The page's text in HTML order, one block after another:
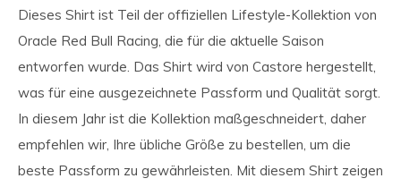
Dieses Shirt ist Teil der offiziellen Lifestyle-Kollektion von
Oracle Red Bull Racing, die für die aktuelle Saison
entworfen wurde. Das Shirt wird von Castore hergestellt,
was für eine ausgezeichnete Passform und Qualität sorgt.
In diesem Jahr ist die Kollektion maßgeschneidert, daher
empfehlen wir, Ihre übliche Größe zu bestellen, um die
beste Passform zu gewährleisten. Mit diesem Shirt zeigen